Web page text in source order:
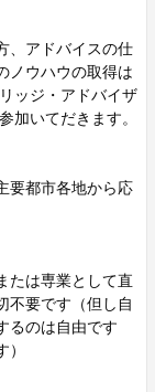
、アドバイスの仕
ノウハウの取得は
ッジ・アドバイザ
加いてだきます。
要都市各地から応
たは専業として直
不要です（但し自
るのは自由です